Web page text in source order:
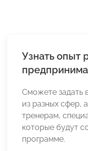
Узнать опыт
Сможете задать
из разных сфер,
тренерам,
которые будут
программе.